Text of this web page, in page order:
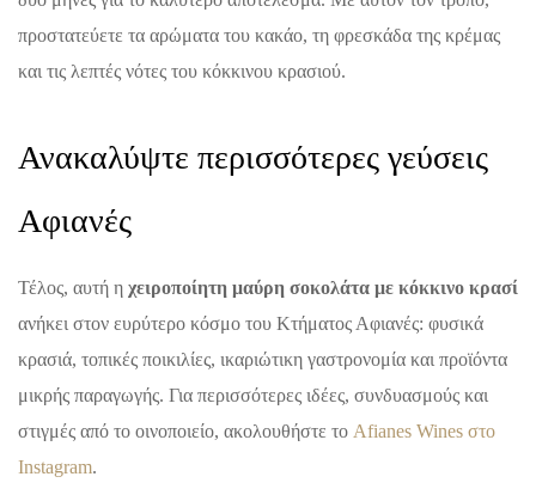
προστατεύετε τα αρώματα του κακάο, τη φρεσκάδα της κρέμας
και τις λεπτές νότες του κόκκινου κρασιού.
Ανακαλύψτε περισσότερες γεύσεις
Αφιανές
Τέλος, αυτή η χειροποίητη μαύρη σοκολάτα με κόκκινο κρασί
ανήκει στον ευρύτερο κόσμο του Κτήματος Αφιανές: φυσικά
κρασιά, τοπικές ποικιλίες, ικαριώτικη γαστρονομία και προϊόντα
μικρής παραγωγής. Για περισσότερες ιδέες, συνδυασμούς και
στιγμές από το οινοποιείο, ακολουθήστε το Afianes Wines στο
Instagram.